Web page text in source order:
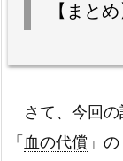
【まとめ
さて、今回の
「 血の代償 」